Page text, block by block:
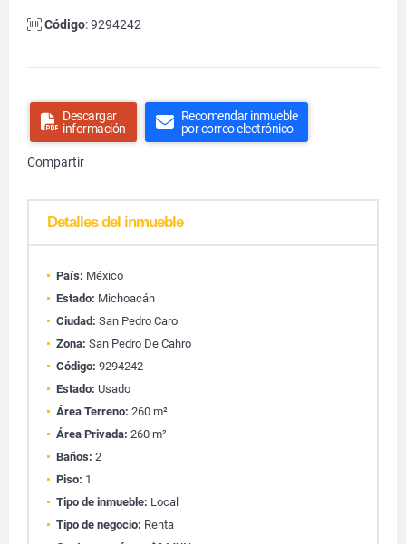
Código: 9294242
Descargar
información
Recomendar inmueble
por correo electrónico
Compartir
Detalles del inmueble
País: México
Estado: Michoacán
Ciudad: San Pedro Caro
Zona: San Pedro De Cahro
Código: 9294242
Estado: Usado
Área Terreno: 260 m²
Área Privada: 260 m²
Baños: 2
Piso: 1
Tipo de inmueble: Local
Tipo de negocio: Renta